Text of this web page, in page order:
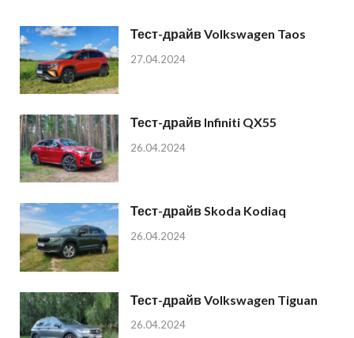
Тест-драйв Volkswagen Taos
27.04.2024
Тест-драйв Infiniti QX55
26.04.2024
Тест-драйв Skoda Kodiaq
26.04.2024
Тест-драйв Volkswagen Tiguan
26.04.2024